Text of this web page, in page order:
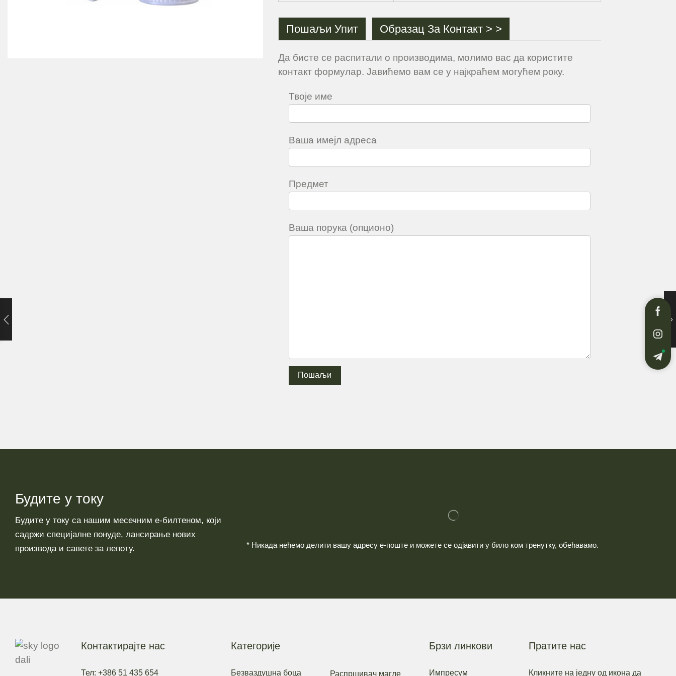
Пошаљи Упит Образац За Контакт > >
Да бисте се распитали о производима, молимо вас да користите
контакт формулар. Јавићемо вам се у најкраћем могућем року.
Твоје име
Ваша имејл адреса
Предмет
Ваша порука (опционо)
Будите у току
Будите у току са нашим месечним е-билтеном, који
садржи специјалне понуде, лансирање нових
производа и савете за лепоту.
* Никада нећемо делити вашу адресу е-поште и можете се одјавити у било ком тренутку, обећавамо.
Контактирајте нас
Тел: +386 51 435 654
Категорије
Безваздушна боца Распршивач магле
Брзи линкови
Импресум
Пратите нас
Кликните на једну од икона да